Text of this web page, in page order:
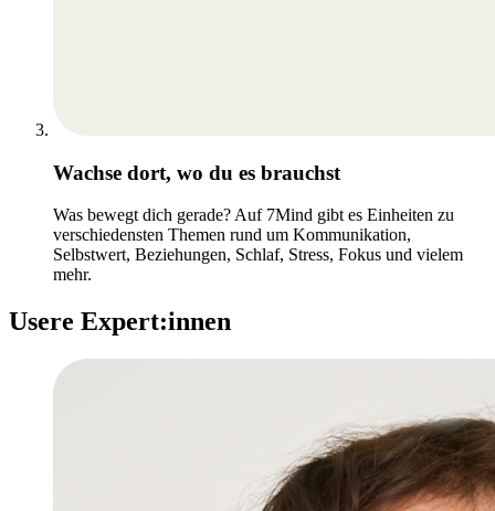
Wachse dort, wo du es brauchst
Was bewegt dich gerade? Auf 7Mind gibt es Einheiten zu
verschiedensten Themen rund um Kommunikation,
Selbstwert, Beziehungen, Schlaf, Stress, Fokus und vielem
mehr.
Usere Expert:innen